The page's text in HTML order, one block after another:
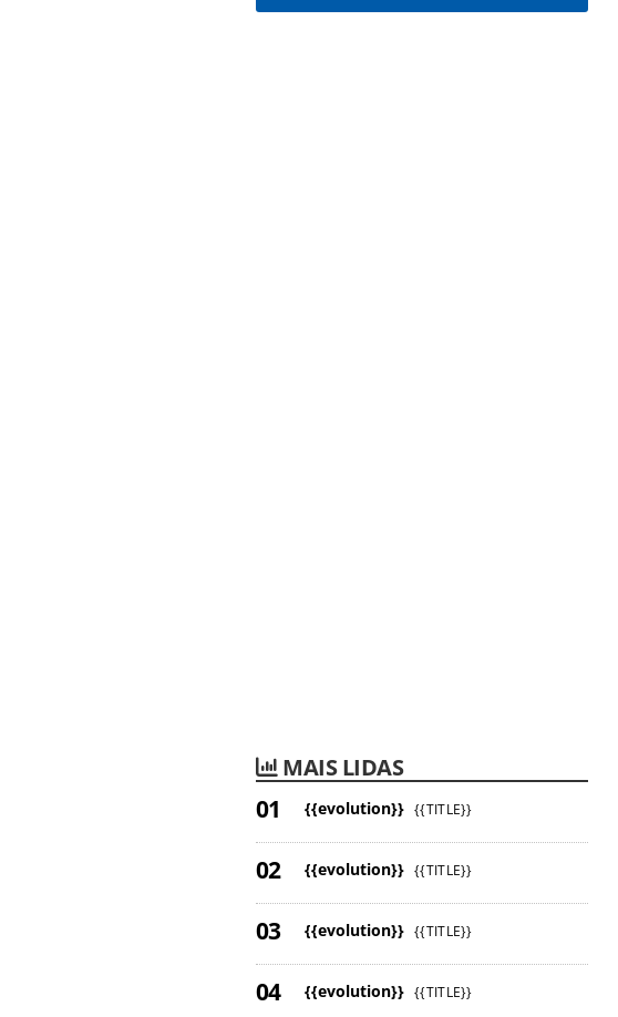
MAIS LIDAS
{{evolution}} {{TITLE}}
{{evolution}} {{TITLE}}
{{evolution}} {{TITLE}}
{{evolution}} {{TITLE}}